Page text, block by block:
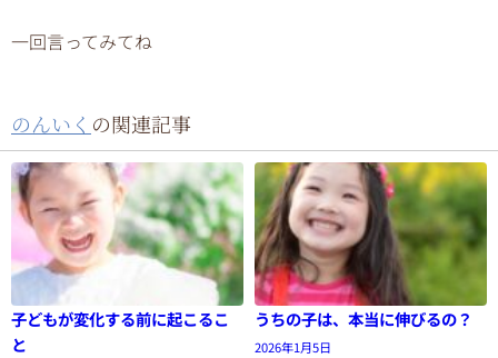
一回言ってみてね
のんいく の関連記事
子どもが変化する前に起こるこ
と
うちの子は、本当に伸びるの？
2026年1月5日